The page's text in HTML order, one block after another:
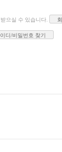
으실 수 있습니다.
디/비밀번호 찾기